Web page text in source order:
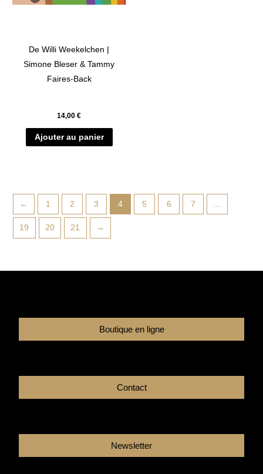
De Willi Weekelchen |
Simone Bleser & Tammy
Faires-Back
14,00€
Ajouter au panier
← 1 2 3 4 5 6 7
19 20 21 →
Boutique en ligne
Contact
Newsletter